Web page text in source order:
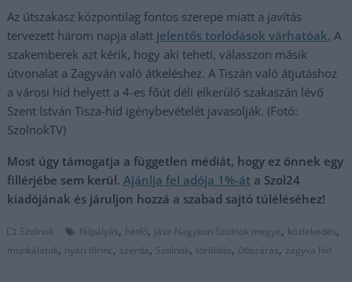
Az útszakasz központilag fontos szerepe miatt a javítás
tervezett három napja alatt jelentős torlódások várhatóak. A
szakemberek azt kérik, hogy aki teheti, válasszon másik
útvonalat a Zagyván való átkeléshez. A Tiszán való átjutáshoz
a városi híd helyett a 4-es főút déli elkerülő szakaszán lévő
Szent István Tisza-híd igénybevételét javasolják. (Fotó:
SzolnokTV)
Most úgy támogatja a független médiát, hogy ez önnek egy
fillérjébe sem kerül.Ajánlja fel adója 1%-át a Szol24
kiadójának és járuljon hozzá a szabad sajtó túléléséhez!
Szolnok félpályás, hétfő, Jász-Nagykun Szolnok megye, közlekedés,
munkálatok, nyári lőrinc, szerda, Szolnok, torlódás, űtlezárás, zagyva híd